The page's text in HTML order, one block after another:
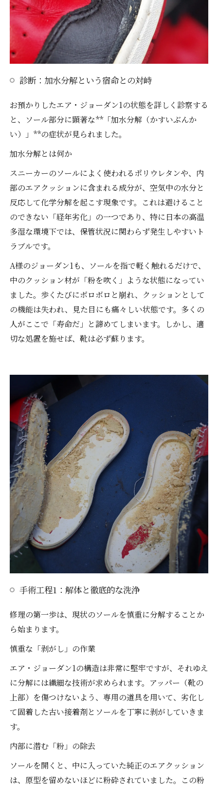
診断：加水分解という宿命との対峙
お預かりしたエア・ジョーダン1の状態を詳しく診察する
と、ソール部分に顕著な**「加水分解（かすいぶんか
い）」**の症状が見られました。
加水分解とは何か
スニーカーのソールによく使われるポリウレタンや、内
部のエアクッションに含まれる成分が、空気中の水分と
反応して化学分解を起こす現象です。これは避けること
のできない「経年劣化」の一つであり、特に日本の高温
多湿な環境下では、保管状況に関わらず発生しやすいト
ラブルです。
A様のジョーダン1も、ソールを指で軽く触れるだけで、
中のクッション材が「粉を吹く」ような状態になってい
ました。歩くたびにボロボロと崩れ、クッションとして
の機能は失われ、見た目にも痛々しい状態です。多くの
人がここで「寿命だ」と諦めてしまいます。しかし、適
切な処置を施せば、靴は必ず蘇ります。
手術工程1：解体と徹底的な洗浄
修理の第一歩は、現状のソールを慎重に分解することか
ら始まります。
慎重な「剥がし」の作業
エア・ジョーダン1の構造は非常に堅牢ですが、それゆえ
に分解には繊細な技術が求められます。アッパー（靴の
上部）を傷つけないよう、専用の道具を用いて、劣化し
て固着した古い接着剤とソールを丁寧に剥がしていきま
す。
内部に潜む「粉」の除去
ソールを開くと、中に入っていた純正のエアクッション
は、原型を留めないほどに粉砕されていました。この粉